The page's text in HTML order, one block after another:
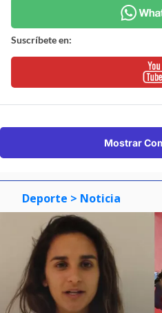
Suscríbete en:
Mostrar
Deporte > Noticia